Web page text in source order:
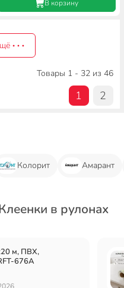
В корзину
Товары 1 - 32 из 46
1 2
Колорит Амарант
в рулонах
м, ПВХ,
676A